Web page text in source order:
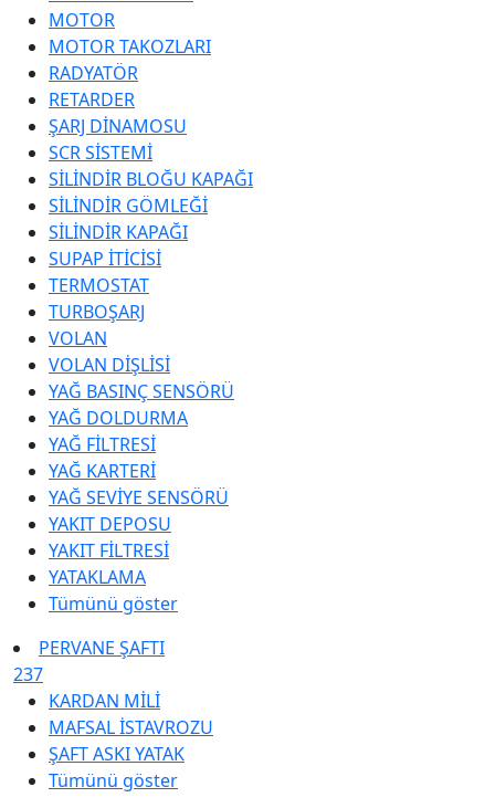
MOTOR
MOTOR TAKOZLARI
RADYATÖR
RETARDER
ŞARJ DİNAMOSU
SCR SİSTEMİ
SİLİNDİR BLOĞU KAPAĞI
SİLİNDİR GÖMLEĞİ
SİLİNDİR KAPAĞI
SUPAP İTİCİSİ
TERMOSTAT
TURBOŞARJ
VOLAN
VOLAN DİŞLİSİ
YAĞ BASINÇ SENSÖRÜ
YAĞ DOLDURMA
YAĞ FİLTRESİ
YAĞ KARTERİ
YAĞ SEVİYE SENSÖRÜ
YAKIT DEPOSU
YAKIT FİLTRESİ
YATAKLAMA
Tümünü göster
PERVANE ŞAFTI
237
KARDAN MİLİ
MAFSAL İSTAVROZU
ŞAFT ASKI YATAK
Tümünü göster